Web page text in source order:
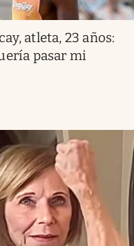
atleta, 23 años:
pasar mi